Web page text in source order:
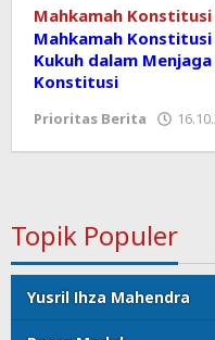
Mahkamah Konstitusi
Mahkamah
Kukuh dalam
Konstitusi
Prioritas Berita
Topik Populer
Yusril Ihza Mahendra